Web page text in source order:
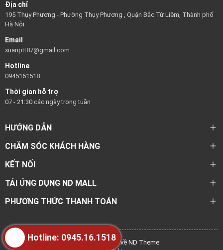
Địa chỉ
195 Thụy Phương - Phường Thụy Phương , Quận Bắc Từ Liêm, Thành phố
Hà Nội
Email
xuanptt87@gmail.com
Hotline
0945161518
Thời gian hỗ trợ
07 - 21:30 các ngày trong tuần
HƯỚNG DẪN
CHĂM SÓC KHÁCH HÀNG
KẾT NỐI
TẢI ỨNG DỤNG ND MALL
PHƯƠNG THỨC THANH TOÁN
@ Bản quyền thuộc về ND Theme
Hotline: 0945.16.1518